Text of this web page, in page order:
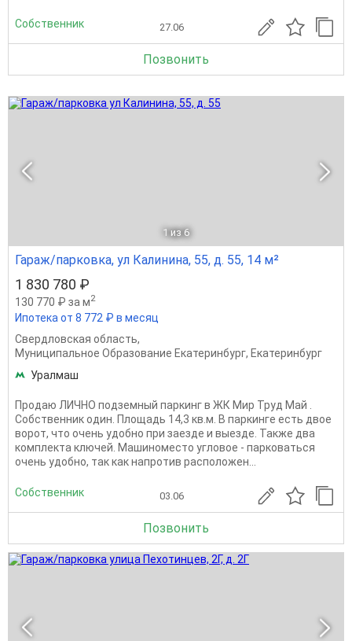
Собственник 27.06
Позвонить
1 из 6
Гараж/парковка, ул Калинина, 55, д. 55, 14 м²
1 830 780 ₽
130 770 ₽ за м2
Ипотека от 8 772 ₽ в месяц
Свердловская область,
Муниципальное Образование Екатеринбург, Екатеринбург
Уралмаш
Продаю ЛИЧНО подземный паркинг в ЖК Мир Труд Май .
Собственник один. Площадь 14,3 кв.м. В паркинге есть двое
ворот, что очень удобно при заезде и выезде. Также два
комплекта ключей. Машиноместо угловое - парковаться
очень удобно, так как напротив расположен...
Собственник 03.06
Позвонить